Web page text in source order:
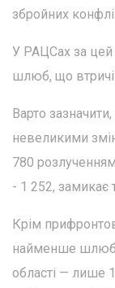
збройних
У РАЦСах за цей
шлюб, що
Варто
невеликими
780
- 1 252, замикає
Крім
найменше
області — лише